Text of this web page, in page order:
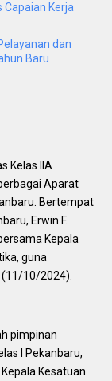
Kerja
dan
Baru
Kelas IIA
Aparat
Bertempat
Erwin F.
Kepala
guna
10/2024).
pimpinan
I Pekanbaru,
Kesatuan